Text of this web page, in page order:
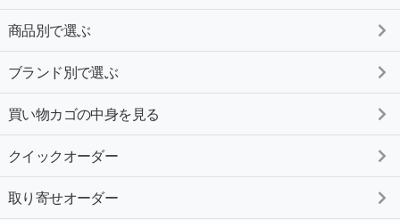
商品別で選ぶ
ブランド別で選ぶ
買い物カゴの中身を見る
クイックオーダー
取り寄せオーダー